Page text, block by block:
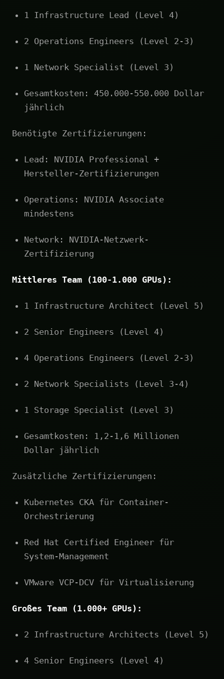
1 Infrastructure Lead (Level 4)
2 Operations Engineers (Level 2-3)
1 Network Specialist (Level 3)
Gesamtkosten: 450.000-550.000 Dollar
jährlich
Benötigte Zertifizierungen:
Lead: NVIDIA Professional +
Hersteller-Zertifizierungen
Operations: NVIDIA Associate
mindestens
Network: NVIDIA-Netzwerk-
Zertifizierung
Mittleres Team (100-1.000 GPUs):
1 Infrastructure Architect (Level 5)
2 Senior Engineers (Level 4)
4 Operations Engineers (Level 2-3)
2 Network Specialists (Level 3-4)
1 Storage Specialist (Level 3)
Gesamtkosten: 1,2-1,6 Millionen
Dollar jährlich
Zusätzliche Zertifizierungen:
Kubernetes CKA für Container-
Orchestrierung
Red Hat Certified Engineer für
System-Management
VMware VCP-DCV für Virtualisierung
Großes Team (1.000+ GPUs):
2 Infrastructure Architects (Level 5)
4 Senior Engineers (Level 4)